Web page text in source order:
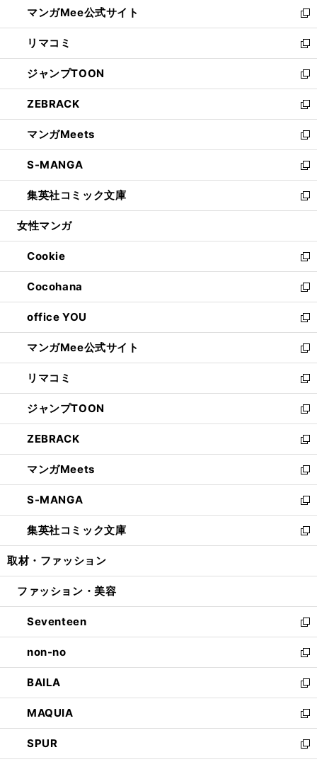
く
ド
ウ
で
開
く
ィ
ン
ド
ウ
で
開
く
い
ウ
ィ
ン
ド
ウ
で
開
く
マンガMee公式サイト
新
し
い
ウ
ィ
ン
ド
ウ
で
開
く
リマコミ
新
し
い
ウ
ィ
ン
ド
ウ
で
開
く
ジャンプTOON
新
し
い
ウ
ィ
ン
ド
ウ
で
開
ZEBRACK
新
し
い
ウ
ィ
ン
ド
ウ
開
く
マンガMeets
新
し
い
ウ
ィ
ン
ウ
で
開
く
S-MANGA
新
し
い
ウ
ン
ド
ウ
で
開
く
集英社コミック文庫
新
し
ウ
ィ
ン
ド
ウ
で
開
く
女性マンガ
Cookie
新
し
い
ウ
ィ
ン
ド
ウ
で
開
く
Cocohana
新
し
い
ウ
ィ
ン
ド
ウ
で
開
く
office YOU
新
し
い
ウ
ィ
ン
ド
ウ
で
開
く
マンガMee公式サイト
新
し
い
ウ
ィ
ン
ド
ウ
で
開
く
リマコミ
新
し
い
ウ
ィ
ン
ド
ウ
で
開
く
ジャンプTOON
新
し
い
ウ
ィ
ン
ド
ウ
で
開
ZEBRACK
新
し
い
ウ
ィ
ン
ド
ウ
開
マンガMeets
新
し
い
ウ
ィ
ン
ウ
開
く
S-MANGA
新
し
い
ウ
ン
ウ
で
開
く
集英社コミック文庫
新
し
ウ
ン
ド
ウ
で
開
く
取材・ファッション
ファッション・美容
Seventeen
新
し
い
ウ
ィ
ン
ド
ウ
で
開
non-no
新
し
い
ウ
ィ
ン
ド
ウ
BAILA
新
し
い
ウ
ィ
MAQUIA
新
し
い
SPUR
新